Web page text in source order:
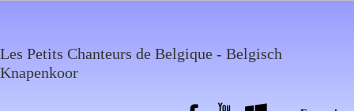
Les Petits Chanteurs de Belgique - Belgisch
Knapenkoor